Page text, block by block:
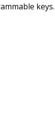
keys.